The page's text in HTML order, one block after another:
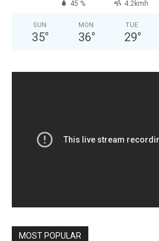
45 % 4.2kmh
SUN
35°
MON
36°
TUE
29°
MOST POPULAR